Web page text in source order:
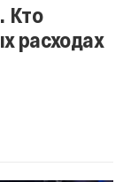
Кто
расходах